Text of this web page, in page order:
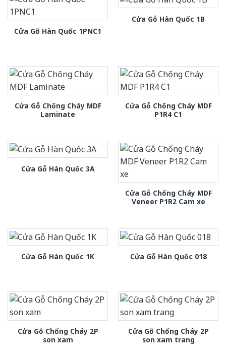
Cửa Gỗ Hàn Quốc 1PNC1
Cửa Gỗ Hàn Quốc 1B
Cửa Gỗ Chống Cháy MDF
Laminate
Cửa Gỗ Chống Cháy MDF
P1R4 C1
Cửa Gỗ Hàn Quốc 3A
Cửa Gỗ Chống Cháy MDF
Veneer P1R2 Cam xe
Cửa Gỗ Hàn Quốc 1K Cửa Gỗ Hàn Quốc 018
Cửa Gỗ Chống Cháy 2P
son xam
Cửa Gỗ Chống Cháy 2P
son xam trang